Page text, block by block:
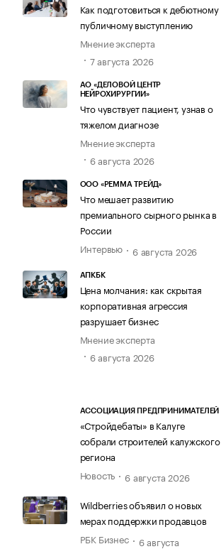
Как подготовиться к дебютному
публичному выступлению
Мнение эксперта
7 августа 2026
АО «ДЕЛОВОЙ ЦЕНТР
НЕЙРОХИРУРГИИ»
Что чувствует пациент, узнав о
тяжелом диагнозе
Мнение эксперта
6 августа 2026
ООО «РЕММА ТРЕЙД»
Что мешает развитию
премиального сырного рынка в
России
Интервью
6 августа 2026
АПКБК
Цена молчания: как скрытая
корпоративная агрессия
разрушает бизнес
Мнение эксперта
6 августа 2026
АССОЦИАЦИЯ ПРЕДПРИНИМАТЕЛЕЙ
«Стройдебаты» в Калуге
собрали строителей калужского
региона
Новость
6 августа 2026
Wildberries объявил о новых
мерах поддержки продавцов
РБК Бизнес
6 августа